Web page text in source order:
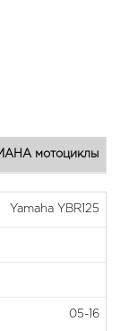
мотоциклы
Yamaha YBR125
05-16